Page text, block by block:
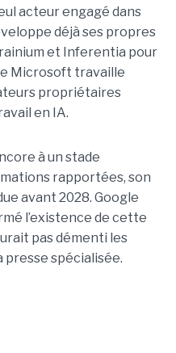
acteur engagé dans
déjà ses propres
et Inferentia pour
Microsoft travaille
propriétaires
en IA.
à un stade
rapportées, son
avant 2028. Google
l’existence de cette
pas démenti les
spécialisée.